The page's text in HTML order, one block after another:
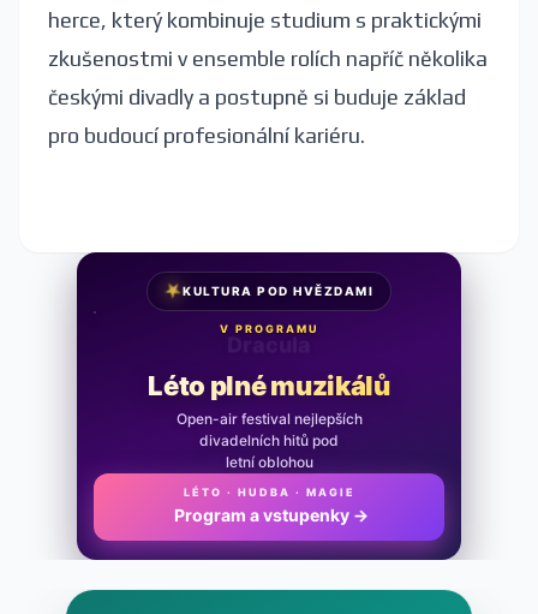
herce, který kombinuje studium s praktickými
zkušenostmi v ensemble rolích napříč několika
českými divadly a postupně si buduje základ
pro budoucí profesionální kariéru.
★KULTURA POD HVĚZDAMI
V PROGRAMU
Léto plné muzikálů
Open-air festival nejlepších
divadelních hitů pod
letní oblohou
LÉTO · HUDBA · MAGIE
Program a vstupenky →